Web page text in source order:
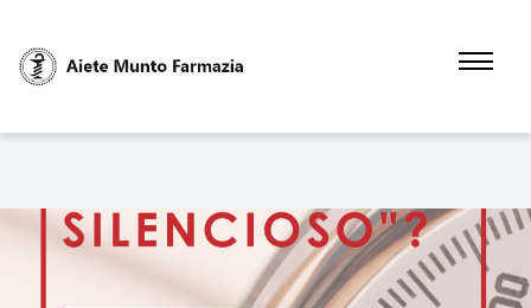
principal